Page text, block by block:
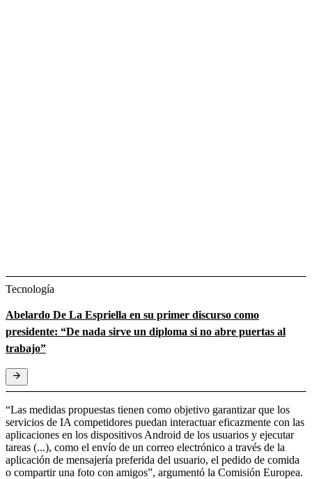
Tecnología
Abelardo De La Espriella en su primer discurso como
presidente: “De nada sirve un diploma si no abre puertas al
trabajo”
“Las medidas propuestas tienen como objetivo garantizar que los
servicios de IA competidores puedan interactuar eficazmente con las
aplicaciones en los dispositivos Android de los usuarios y ejecutar
tareas (...), como el envío de un correo electrónico a través de la
aplicación de mensajería preferida del usuario, el pedido de comida
o compartir una foto con amigos”, argumentó la Comisión Europea.